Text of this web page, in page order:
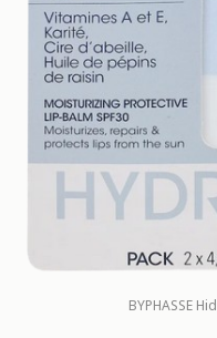
BYPHASSE